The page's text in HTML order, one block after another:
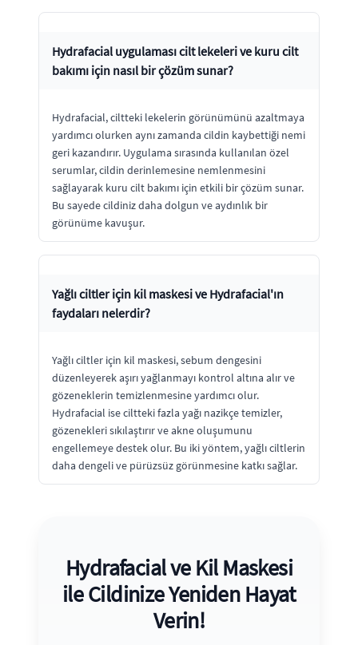
Hydrafacial uygulaması cilt lekeleri ve kuru cilt
bakımı için nasıl bir çözüm sunar?
Hydrafacial, ciltteki lekelerin görünümünü azaltmaya
yardımcı olurken aynı zamanda cildin kaybettiği nemi
geri kazandırır. Uygulama sırasında kullanılan özel
serumlar, cildin derinlemesine nemlenmesini
sağlayarak kuru cilt bakımı için etkili bir çözüm sunar.
Bu sayede cildiniz daha dolgun ve aydınlık bir
görünüme kavuşur.
Yağlı ciltler için kil maskesi ve Hydrafacial'ın
faydaları nelerdir?
Yağlı ciltler için kil maskesi, sebum dengesini
düzenleyerek aşırı yağlanmayı kontrol altına alır ve
gözeneklerin temizlenmesine yardımcı olur.
Hydrafacial ise ciltteki fazla yağı nazikçe temizler,
gözenekleri sıkılaştırır ve akne oluşumunu
engellemeye destek olur. Bu iki yöntem, yağlı ciltlerin
daha dengeli ve pürüzsüz görünmesine katkı sağlar.
Hydrafacial ve Kil Maskesi
ile Cildinize Yeniden Hayat
Verin!